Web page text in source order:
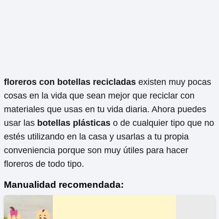
floreros con botellas recicladas existen muy pocas
cosas en la vida que sean mejor que reciclar con
materiales que usas en tu vida diaria. Ahora puedes
usar las botellas plásticas o de cualquier tipo que no
estés utilizando en la casa y usarlas a tu propia
conveniencia porque son muy útiles para hacer
floreros de todo tipo.
Manualidad recomendada: